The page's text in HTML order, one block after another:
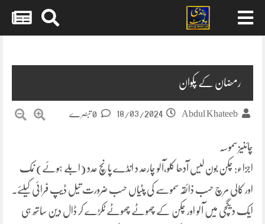
رمضان کے پکوان
Abdul Khateeb
18/03/2024
چائنیز سموسہ
اجزاء: چکن بون لیس آدھا کلو،آلو چارعد د انڈے پانچ عدد (ابلے ہوئے) نمک
اور کالی مرچ حسب ذائقہ سموسے کی پٹیاں حسب ضرورت تیل ڈیپ فرائی کیلئے۔
ایک دیگچی میں آلو اور چکن کے چھوٹے چھوٹے ٹکڑے کر ڈال دین ساتھ ہی